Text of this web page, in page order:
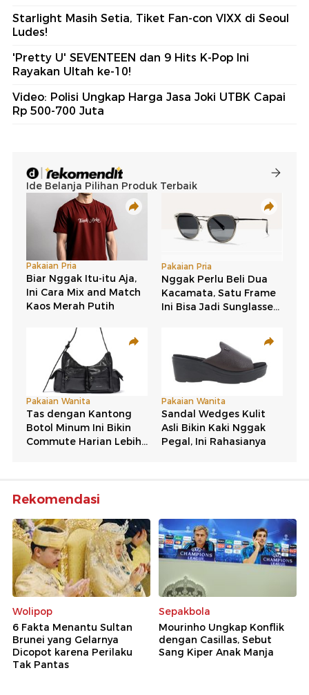
Starlight Masih Setia, Tiket Fan-con VIXX di Seoul
Ludes!
'Pretty U' SEVENTEEN dan 9 Hits K-Pop Ini
Rayakan Ultah ke-10!
Video: Polisi Ungkap Harga Jasa Joki UTBK Capai
Rp 500-700 Juta
Rekomendasi
Wolipop
6 Fakta Menantu Sultan
Brunei yang Gelarnya
Dicopot karena Perilaku
Tak Pantas
Sepakbola
Mourinho Ungkap Konflik
dengan Casillas, Sebut
Sang Kiper Anak Manja